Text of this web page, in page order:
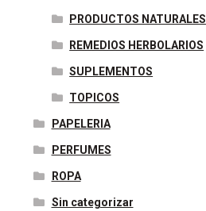
PRODUCTOS NATURALES
REMEDIOS HERBOLARIOS
SUPLEMENTOS
TOPICOS
PAPELERIA
PERFUMES
ROPA
Sin categorizar